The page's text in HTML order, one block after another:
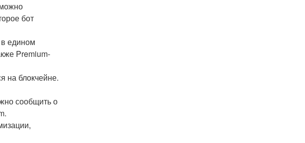
бот
едином
Premium-
на блокчейне.
сообщить о